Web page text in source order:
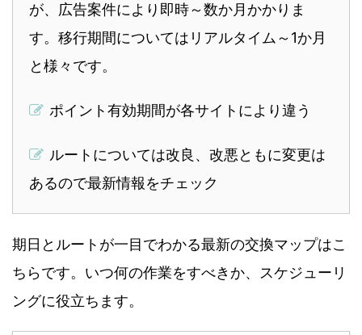
が、広告案件により即時～数か月かかりま
す。移行期間についてはリアルタイム～1か月
と様々です。
ポイント有効期間が各サイトにより違う
ルートについては改良、改悪ともに変更は
あるので最新情報をチェック
期日とルートが一目でわかる最新の交換マップはこ
ちらです。いつ何の作業をすべきか、スケジューリ
ングに役立ちます。